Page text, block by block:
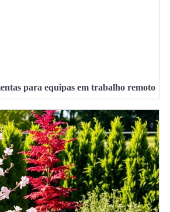
para equipas em trabalho remoto